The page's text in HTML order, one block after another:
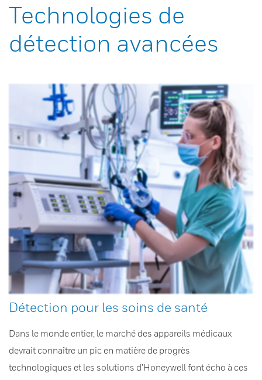
Technologies de
détection avancées
Détection pour les soins de santé
Dans le monde entier, le marché des appareils médicaux
devrait connaître un pic en matière de progrès
technologiques et les solutions d’Honeywell font écho à ces